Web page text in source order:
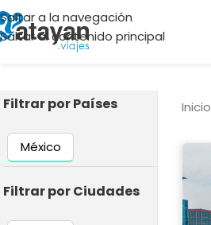
Saltar a la navegación
Saltar al contenido principal
Filtrar por Países
México
Filtrar por Ciudades
Inicio